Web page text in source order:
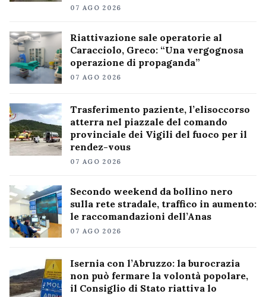
07 AGO 2026
Riattivazione sale operatorie al
Caracciolo, Greco: “Una vergognosa
operazione di propaganda”
07 AGO 2026
Trasferimento paziente, l’elisoccorso
atterra nel piazzale del comando
provinciale dei Vigili del fuoco per il
rendez-vous
07 AGO 2026
Secondo weekend da bollino nero
sulla rete stradale, traffico in aumento:
le raccomandazioni dell’Anas
07 AGO 2026
Isernia con l’Abruzzo: la burocrazia
non può fermare la volontà popolare,
il Consiglio di Stato riattiva lo